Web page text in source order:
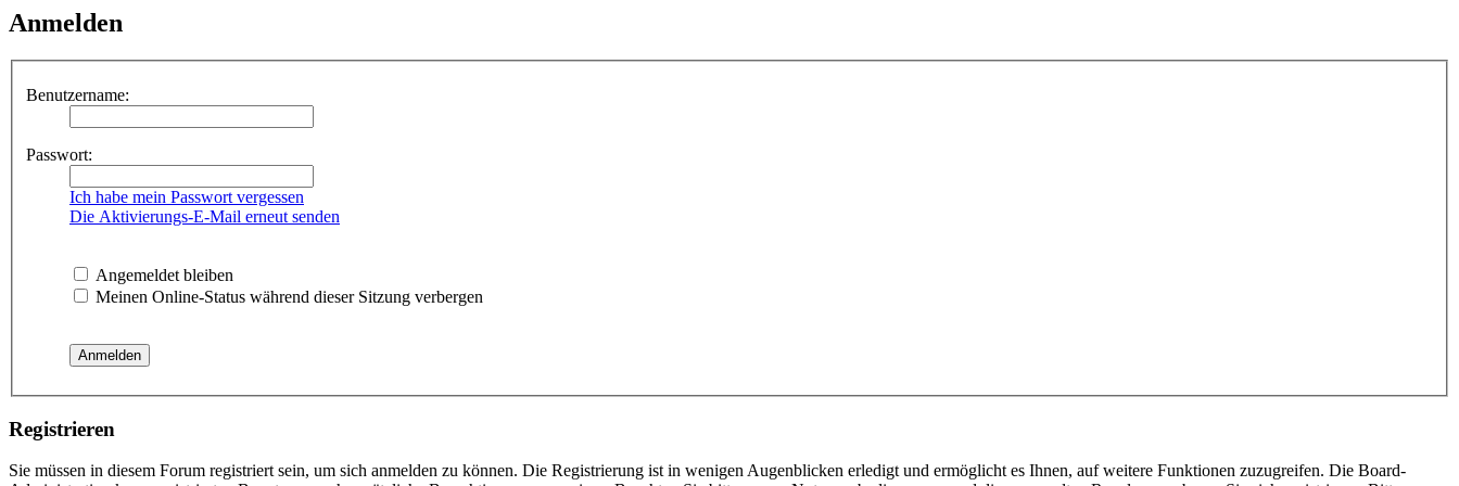
Anmelden
Benutzername:
Passwort:
Ich habe mein Passwort vergessen
Die Aktivierungs-E-Mail erneut senden
Angemeldet bleiben
Meinen Online-Status während dieser Sitzung verbergen
Registrieren
Sie müssen in diesem Forum registriert sein, um sich anmelden zu können. Die Registrierung ist in wenigen Augenblicken erledigt und ermöglicht es Ihnen, auf weitere Funktionen zuzugreifen. Die Board-